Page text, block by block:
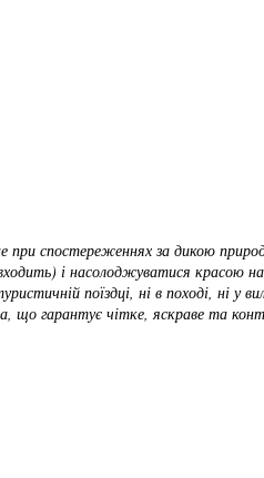
при спостереженнях за дикою
і насолоджуватися красою
поїздці, ні в поході, ні у
гарантує чітке, яскраве та